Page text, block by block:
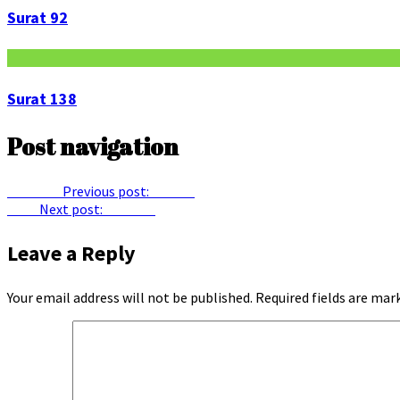
Surat 92
Surat 138
Post navigation
Previous post:
Next post:
Leave a Reply
Your email address will not be published. Required fields are